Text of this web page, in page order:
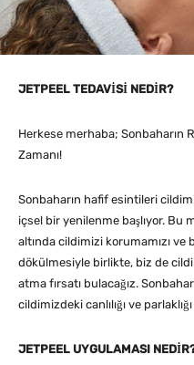
JETPEEL TEDAVİSİ NEDİR?
Herkese merhaba; Sonbaharın
Zamanı!
Sonbaharın hafif esintileri
içsel bir yenilenme başlıyor. Bu
altında cildimizi korumamızı ve
dökülmesiyle birlikte, biz de
atma fırsatı bulacağız.
cildimizdeki canlılığı ve
JETPEEL UYGULAMASI